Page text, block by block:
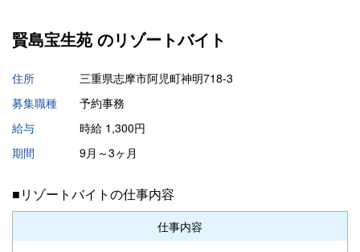
賢島宝生苑 のリゾートバイト
住所
三重県志摩市阿児町神明718-3
募集職種
予約事務
給与
時給 1,300円
期間
9月～3ヶ月
■リゾートバイトの仕事内容
仕事内容